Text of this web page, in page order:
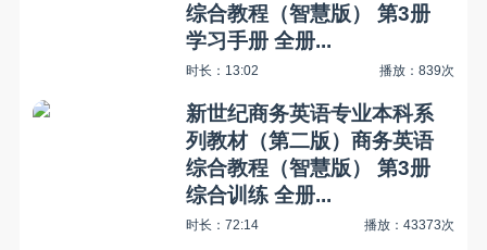
综合教程（智慧版） 第3册
学习手册 全册...
时长：13:02 播放：839次
新世纪商务英语专业本科系
列教材（第二版）商务英语
综合教程（智慧版） 第3册
综合训练 全册...
时长：72:14 播放：43373次